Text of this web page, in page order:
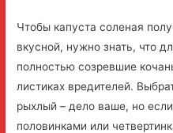
Чтобы капуста соленая
вкусной, нужно знать, что
полностью созревшие
листиках вредителей.
рыхлый – дело ваше, но
половинками или